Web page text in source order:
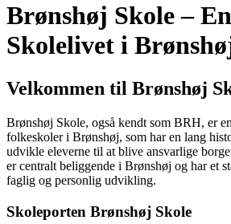
Brønshøj Skole –
Skolelivet i
Velkommen til Brønshøj
Brønshøj Skole, også kendt som BRH, er
folkeskoler i Brønshøj, som har en lang
udvikle eleverne til at blive ansvarlige
er centralt beliggende i Brønshøj og har et
faglig og personlig udvikling.
Skoleporten Brønshøj Skole